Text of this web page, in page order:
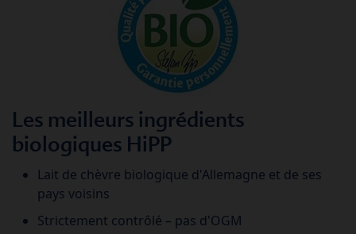
Les meilleurs ingrédients
biologiques HiPP
Lait de chèvre biologique d'Allemagne et de ses
pays voisins
Strictement contrôlé – pas d'OGM